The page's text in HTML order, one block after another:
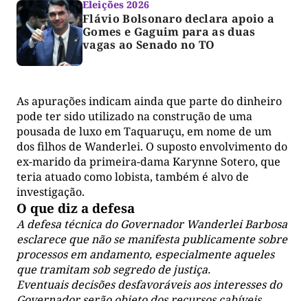
Eleições 2026
Flávio Bolsonaro declara apoio a
Gomes e Gaguim para as duas
vagas ao Senado no TO
As apurações indicam ainda que parte do dinheiro
pode ter sido utilizado na construção de uma
pousada de luxo em Taquaruçu, em nome de um
dos filhos de Wanderlei. O suposto envolvimento do
ex-marido da primeira-dama Karynne Sotero, que
teria atuado como lobista, também é alvo de
investigação.
O que diz a defesa
A defesa técnica do Governador Wanderlei Barbosa
esclarece que não se manifesta publicamente sobre
processos em andamento, especialmente aqueles
que tramitam sob segredo de justiça.
Eventuais decisões desfavoráveis aos interesses do